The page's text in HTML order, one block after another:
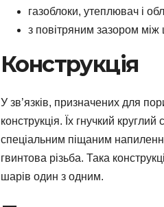
газоблоки, утеплювач і
з повітряним зазором
Конструкція
У зв’язків, призначених для
конструкція. Їх гнучкий
спеціальним піщаним
гвинтова різьба. Така
шарів один з одним.